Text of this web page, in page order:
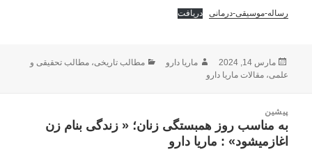
دریافت
ارسال
شده
مارس 14, 2024 نویسنده
ماریا دارو دسته‌ها
مطالب تاریخی،مطالب تحقیقی و
علمی،مقالات ماریا دارو
نوشتهپیشین
نوشته
قبلی:
به مناسب روز همبستگی زنان؛ « زندگی بنام زن
اغازمیشود» : ماریا دارو